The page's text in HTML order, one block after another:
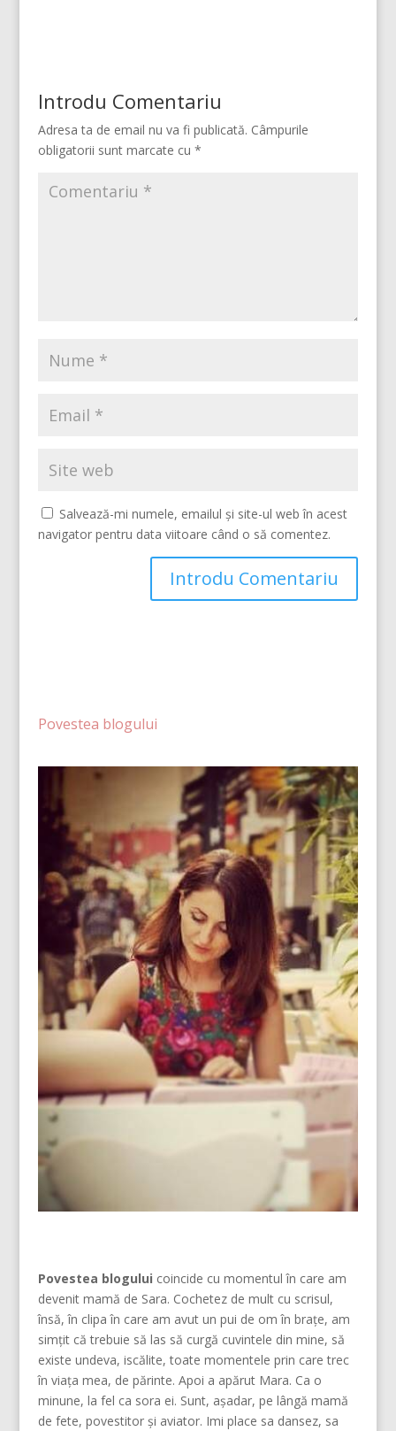
Introdu Comentariu
Adresa ta de email nu va fi publicată. Câmpurile
obligatorii sunt marcate cu *
Salvează-mi numele, emailul și site-ul web în acest
navigator pentru data viitoare când o să comentez.
Povestea blogului
Povestea blogului coincide cu momentul în care am
devenit mamă de Sara. Cochetez de mult cu scrisul,
însă, în clipa în care am avut un pui de om în brațe, am
simțit că trebuie să las să curgă cuvintele din mine, să
existe undeva, iscălite, toate momentele prin care trec
în viața mea, de părinte. Apoi a apărut Mara. Ca o
minune, la fel ca sora ei. Sunt, așadar, pe lângă mamă
de fete, povestitor și aviator. Imi place sa dansez, sa